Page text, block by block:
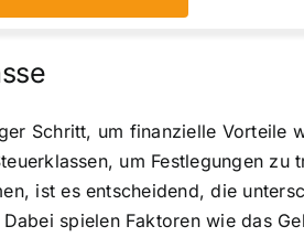
Schritt, um finanzielle Vorteile
um Festlegungen
ist es entscheidend, die
spielen Faktoren wie das